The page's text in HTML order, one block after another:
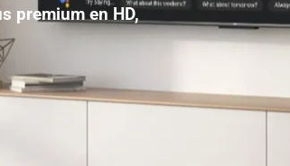
premium en HD,